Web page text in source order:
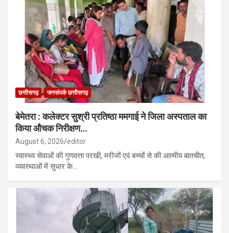
छत्तीसगढ़ जनसंपर्क छत्तीसगढ़
बेमेतरा : कलेक्टर सुश्री प्रतिष्ठा ममगाई ने जिला अस्पताल का
किया औचक निरीक्षण…
August 6, 2026 editor
स्वास्थ्य सेवाओं की गुणवत्ता परखी, मरीजों एवं बच्चों से की आत्मीय बातचीत,
व्यवस्थाओं में सुधार के…